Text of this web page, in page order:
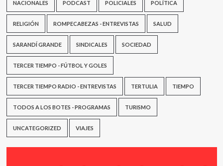
NACIONALES PODCAST POLICIALES POLÍTICA
RELIGIÓN ROMPECABEZAS - ENTREVISTAS SALUD
SARANDÍ GRANDE SINDICALES SOCIEDAD
TERCER TIEMPO - FÚTBOL Y GOLES
TERCER TIEMPO RADIO - ENTREVISTAS TERTULIA TIEMPO
TODOS A LOS BOTES - PROGRAMAS TURISMO
UNCATEGORIZED VIAJES